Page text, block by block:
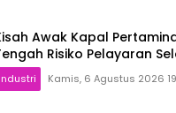
Awak Kapal
Risiko Pelayaran
Industri Kamis, 6 Agustus 2026